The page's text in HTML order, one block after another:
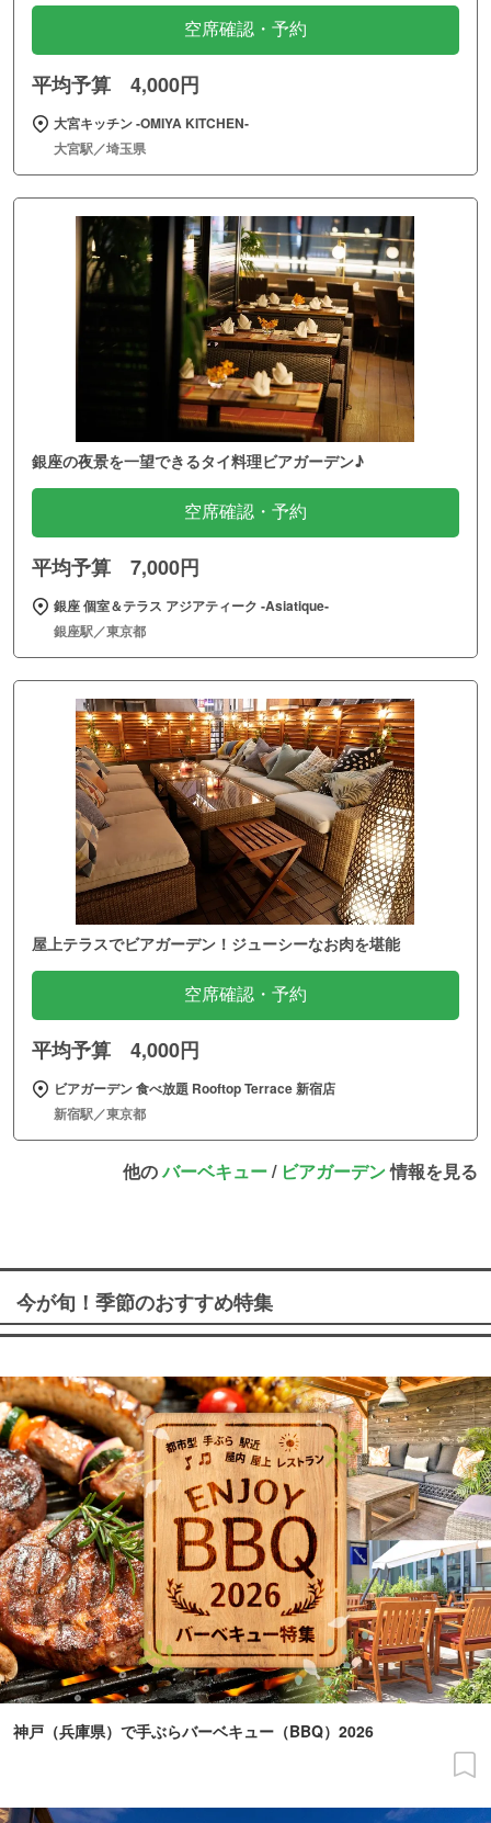
空席確認・予約
平均予算 4,000円
大宮キッチン ‐OMIYA KITCHEN‐
大宮駅／埼玉県
銀座の夜景を一望できるタイ料理ビアガーデン♪
空席確認・予約
平均予算 7,000円
銀座 個室＆テラス アジアティーク ‐Asiatique‐
銀座駅／東京都
屋上テラスでビアガーデン！ジューシーなお肉を堪能
空席確認・予約
平均予算 4,000円
ビアガーデン 食べ放題 Rooftop Terrace 新宿店
新宿駅／東京都
他のバーベキュー/ ビアガーデン情報を見る
今が旬！季節のおすすめ特集
神戸（兵庫県）で手ぶらバーベキュー（BBQ）2026